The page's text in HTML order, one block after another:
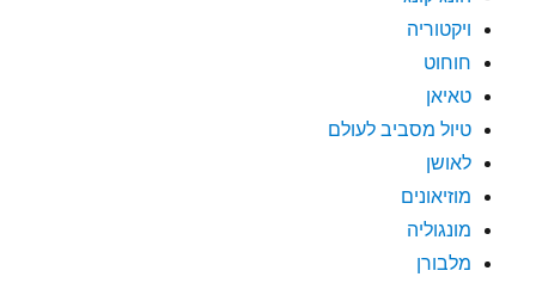
ויקטוריה
חוחוט
טאיאן
טיול מסביב לעולם
לאושן
מוזיאונים
מונגוליה
מלבורן